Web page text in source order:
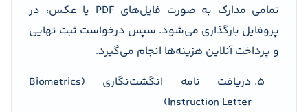
تمامی مدارک به صورت فایل‌های PDF یا عکس، در
پروفایل بارگذاری می‌شود. سپس درخواست ثبت نهایی
و پرداخت آنلاین هزینه‌ها انجام می‌گیرد.
دریافت نامه انگشت‌نگاری (Biometrics
Instruction Letter)